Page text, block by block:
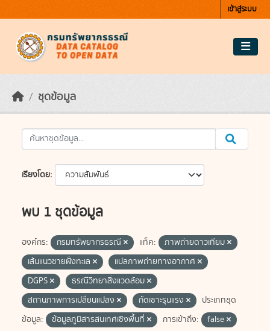
เข้าสู่ระบบ
ชุดข้อมูล
เรียงโดย
พบ 1 ชุดข้อมูล
องค์กร: กรมทรัพยากรธรณี แท็ค:
ภาพถ่ายดาวเทียม
เส้นแนวชายฝั่งทะเล
แปลภาพถ่ายทางอากาศ
DGPS
ธรณีวิทยาสิ่งแวดล้อม
สถานภาพการเปลี่ยนแปลง
กัดเซาะรุนแรง
ประเภทชุด
ข้อมูล:
ข้อมูลภูมิสารสนเทศเชิงพื้นที่ การเข้าถึง:
false